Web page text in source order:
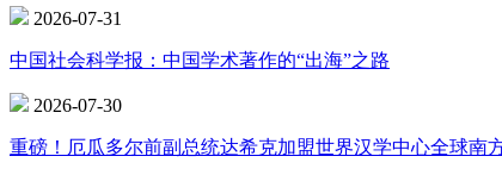
2026-07-31
中国社会科学报：中国学术著作的“出海”之路
2026-07-30
重磅！厄瓜多尔前副总统达希克加盟世界汉学中心全球南